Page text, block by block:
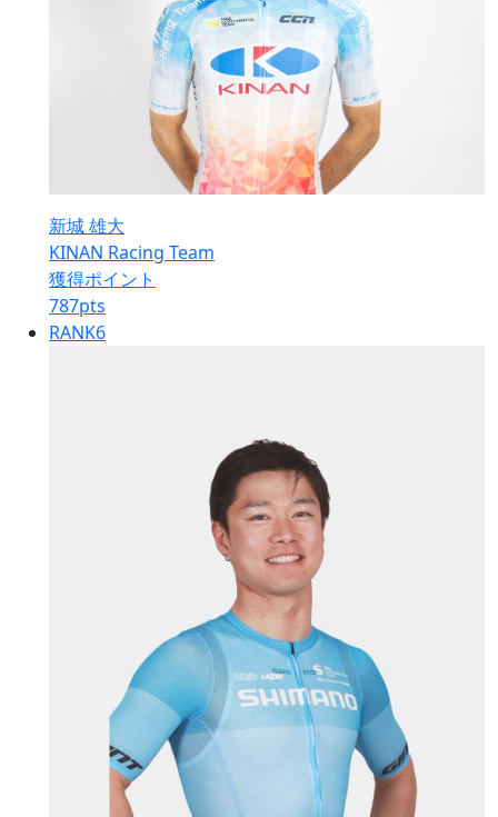
新城 雄大
KINAN Racing Team
獲得ポイント
787pts
RANK6